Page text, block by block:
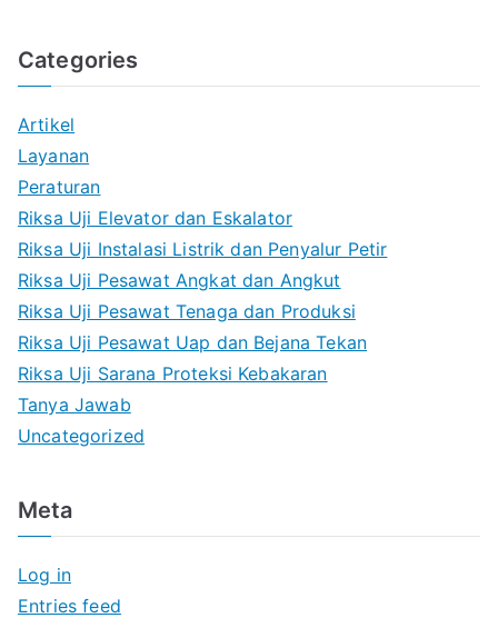
Categories
Artikel
Layanan
Peraturan
Riksa Uji Elevator dan Eskalator
Riksa Uji Instalasi Listrik dan Penyalur Petir
Riksa Uji Pesawat Angkat dan Angkut
Riksa Uji Pesawat Tenaga dan Produksi
Riksa Uji Pesawat Uap dan Bejana Tekan
Riksa Uji Sarana Proteksi Kebakaran
Tanya Jawab
Uncategorized
Meta
Log in
Entries feed